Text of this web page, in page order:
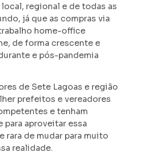
regional e de todas as
já que as compras via
home-office
de forma crescente e
e pós-pandemia
de Sete Lagoas e região
prefeitos e vereadores
e tenham
aproveitar essa
rara de mudar para muito
realidade.